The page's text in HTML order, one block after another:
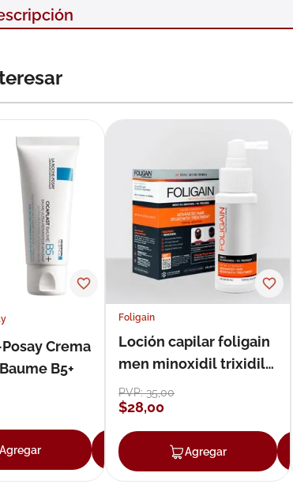
Crema
B5+
Agregar Agregar
Foligain
Loción capilar foligain
men minoxidil trixidil
loción 59 ml
PVP:35,00
$28,00
Agregar